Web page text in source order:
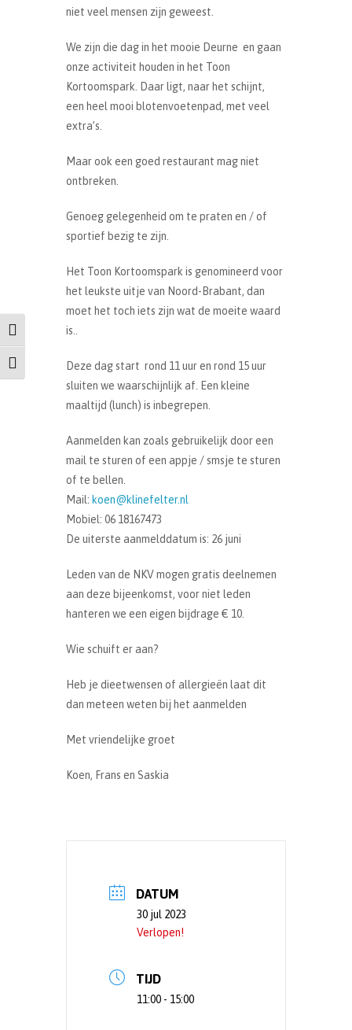
Keuze voor hoog contrast
Kies grootte van het lettertype
niet veel mensen zijn geweest.
We zijn die dag in het mooie Deurne en gaan
onze activiteit houden in het Toon
Kortoomspark. Daar ligt, naar het schijnt,
een heel mooi blotenvoetenpad, met veel
extra’s.
Maar ook een goed restaurant mag niet
ontbreken.
Genoeg gelegenheid om te praten en / of
sportief bezig te zijn.
Het Toon Kortoomspark is genomineerd voor
het leukste uitje van Noord-Brabant, dan
moet het toch iets zijn wat de moeite waard
is..
Deze dag start rond 11 uur en rond 15 uur
sluiten we waarschijnlijk af. Een kleine
maaltijd (lunch) is inbegrepen.
Aanmelden kan zoals gebruikelijk door een
mail te sturen of een appje / smsje te sturen
of te bellen.
Mail: koen@klinefelter.nl
Mobiel: 06 18167473
De uiterste aanmelddatum is: 26 juni
Leden van de NKV mogen gratis deelnemen
aan deze bijeenkomst, voor niet leden
hanteren we een eigen bijdrage € 10.
Wie schuift er aan?
Heb je dieetwensen of allergieën laat dit
dan meteen weten bij het aanmelden
Met vriendelijke groet
Koen, Frans en Saskia
DATUM
30 jul 2023
Verlopen!
TIJD
11:00 - 15:00